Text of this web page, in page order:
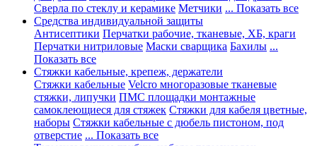
Сверла по стеклу и керамике Метчики ... Показать все
Средства индивидуальной защиты
Антисептики Перчатки рабочие, тканевые, ХБ, краги
Перчатки нитриловые Маски сварщика Бахилы ...
Показать все
Стяжки кабельные, крепеж, держатели
Стяжки кабельные Velcro многоразовые тканевые
стяжки, липучки ПМС площадки монтажные
самоклеющиеся для стяжек Стяжки для кабеля цветные,
наборы Стяжки кабельные с дюбель пистоном, под
отверстие ... Показать все